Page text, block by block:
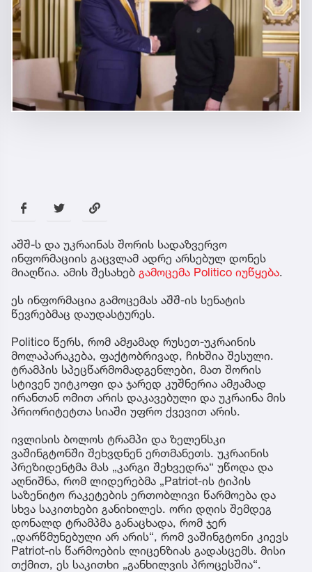
აშშ-ს და უკრაინას შორის სადაზვერვო
ინფორმაციის გაცვლამ ადრე არსებულ დონეს
მიაღწია. ამის შესახებ გამოცემა Politico იუწყება.
ეს ინფორმაცია გამოცემას აშშ-ის სენატის
წევრებმაც დაუდასტურეს.
Politico წერს, რომ ამჟამად რუსეთ-უკრაინის
მოლაპარაკება, ფაქტობრივად, ჩიხშია შესული.
ტრამპის სპეცწარმომადგენლები, მათ შორის
სტივენ უიტკოფი და ჯარედ კუშნერია ამჟამად
ირანთან ომით არის დაკავებული და უკრაინა მის
პრიორიტეტთა სიაში უფრო ქვევით არის.
ივლისის ბოლოს ტრამპი და ზელენსკი
ვაშინგტონში შეხვდნენ ერთმანეთს. უკრაინის
პრეზიდენტმა მას „კარგი შეხვედრა“ უწოდა და
აღნიშნა, რომ ლიდერებმა „Patriot-ის ტიპის
საზენიტო რაკეტების ერთობლივი წარმოება და
სხვა საკითხები განიხილეს. ორი დღის შემდეგ
დონალდ ტრამპმა განაცხადა, რომ ჯერ
„დარწმუნებული არ არის“, რომ ვაშინგტონი კიევს
Patriot-ის წარმოების ლიცენზიას გადასცემს. მისი
თქმით, ეს საკითხი „განხილვის პროცესშია“.